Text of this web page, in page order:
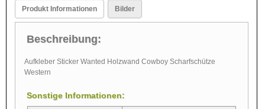
Produkt Informationen Bilder
Beschreibung:
Aufkleber Sticker Wanted Holzwand Cowboy Scharfschütze
Western
Sonstige Informationen: